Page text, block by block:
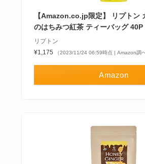
【Amazon.co.jp限定】 リプトン
のはちみつ紅茶 ティーバッグ 40P
リプトン
¥1,175
（2023/11/24 06:59時点 | Amazon調べ
Amazon